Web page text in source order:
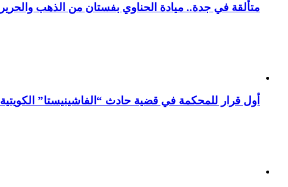
متألقة في جدة.. ميادة الحناوي بفستان من الذهب والحرير
أول قرار للمحكمة في قضية حادث “الفاشينيستا” الكويتية